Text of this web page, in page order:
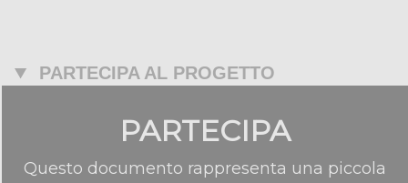
PARTECIPA AL PROGETTO
PARTECIPA
Questo documento rappresenta una piccola